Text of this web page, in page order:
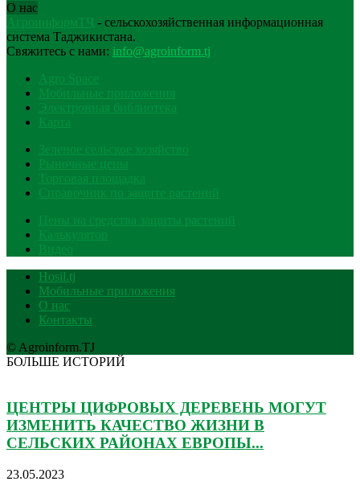
О нас
АгроинформТҶ - сельскохозяйственная информационная
система Таджикистана.
Свяжитесь с нами: info@agroinform.tj
Agro Space
Мобильные приложения
Электронная библиотека
Карта
Зеленое сельское хозяйство
Рыночные цены
Торговая площадка
Справочник по защите растений
Цены на средства защиты растений
Калькулятор
Видео
Hosil.tj
Мобильные приложения
О нас
Контакты
© Agroinform.TJ
БОЛЬШЕ ИСТОРИЙ
ЦЕНТРЫ ЦИФРОВЫХ ДЕРЕВЕНЬ МОГУТ
ИЗМЕНИТЬ КАЧЕСТВО ЖИЗНИ В
СЕЛЬСКИХ РАЙОНАХ ЕВРОПЫ...
23.05.2023